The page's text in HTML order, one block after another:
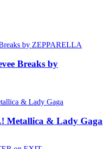
Breaks by
Metallica & Lady Gaga